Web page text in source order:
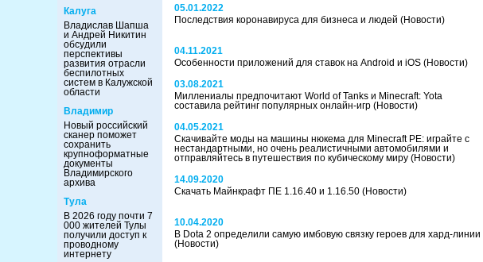
Калуга
Владислав Шапша
и Андрей Никитин
обсудили
перспективы
развития отрасли
беспилотных
систем в Калужской
области
Владимир
Новый российский
сканер поможет
сохранить
крупноформатные
документы
Владимирского
архива
Тула
В 2026 году почти 7
000 жителей Тулы
получили доступ к
проводному
интернету
05.01.2022
Последствия коронавируса для бизнеса и людей (Новости)
04.11.2021
Особенности приложений для ставок на Android и iOS (Новости)
03.08.2021
Миллениалы предпочитают World of Tanks и Minecraft: Yota
составила рейтинг популярных онлайн-игр (Новости)
04.05.2021
Скачивайте моды на машины нюкема для Minecraft PE: играйте с
нестандартными, но очень реалистичными автомобилями и
отправляйтесь в путешествия по кубическому миру (Новости)
14.09.2020
Скачать Майнкрафт ПЕ 1.16.40 и 1.16.50 (Новости)
10.04.2020
В Dota 2 определили самую имбовую связку героев для хард-линии
(Новости)